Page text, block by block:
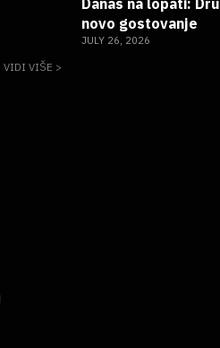
Danas na lopati:
novo gostovanje
JULY 26, 2026
VIDI VIŠE >